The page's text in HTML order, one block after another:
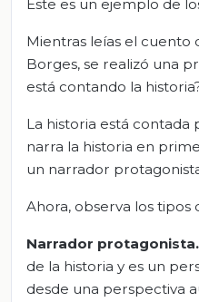
Este es un ejemplo de
Mientras leías el cuento
Borges, se realizó una
está contando la
La historia está contada
narra la historia en
un narrador
Ahora, observa los tipos
Narrador protagonista.
de la historia y es un
desde una perspectiva